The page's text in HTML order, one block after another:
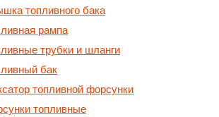
топливного бака
рампа
трубки и шланги
бак
топливной форсунки
топливные